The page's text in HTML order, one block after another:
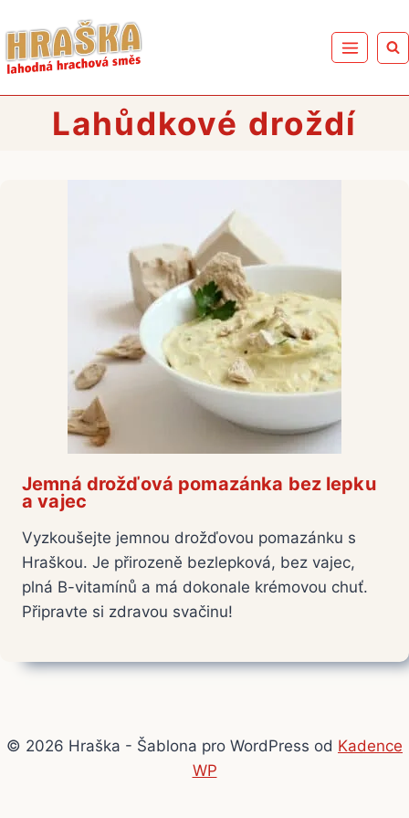
na
obsah
Lahůdkové droždí
Jemná drožďová pomazánka bez lepku
a vajec
Vyzkoušejte jemnou drožďovou pomazánku s
Hraškou. Je přirozeně bezlepková, bez vajec,
plná B-vitamínů a má dokonale krémovou chuť.
Připravte si zdravou svačinu!
© 2026 Hraška - Šablona pro WordPress od Kadence
WP